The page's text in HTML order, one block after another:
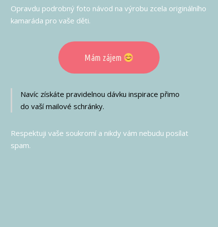
Opravdu podrobný foto návod na výrobu zcela originálního
kamaráda pro vaše děti.
Mám zájem
Navíc získáte pravidelnou dávku inspirace přimo
do vaší mailové schránky.
Respektuji vaše soukromí a nikdy vám nebudu posílat
spam.